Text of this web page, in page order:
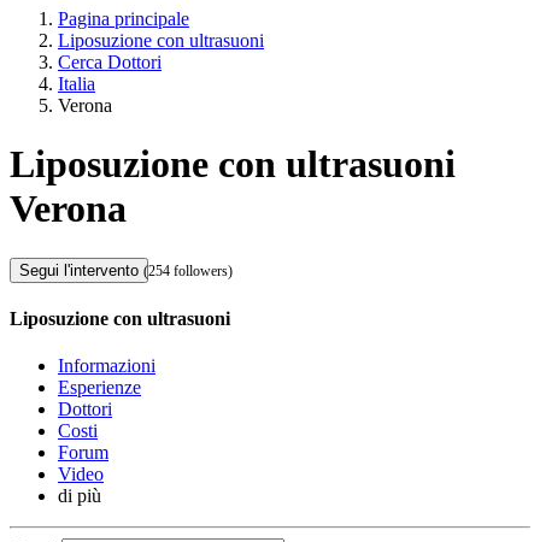
Pagina principale
Liposuzione con ultrasuoni
Cerca Dottori
Italia
Verona
Liposuzione con ultrasuoni
Verona
Segui l'intervento (254 followers)
Liposuzione con ultrasuoni
Informazioni
Esperienze
Dottori
Costi
Forum
Video
di più